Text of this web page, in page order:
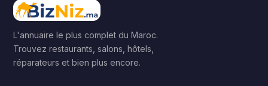
L'annuaire le plus complet du Maroc.
Trouvez restaurants, salons, hôtels,
réparateurs et bien plus encore.